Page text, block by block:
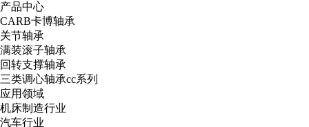
产品中心
CARB卡博轴承
关节轴承
满装滚子轴承
回转支撑轴承
三类调心轴承cc系列
应用领域
机床制造行业
汽车行业